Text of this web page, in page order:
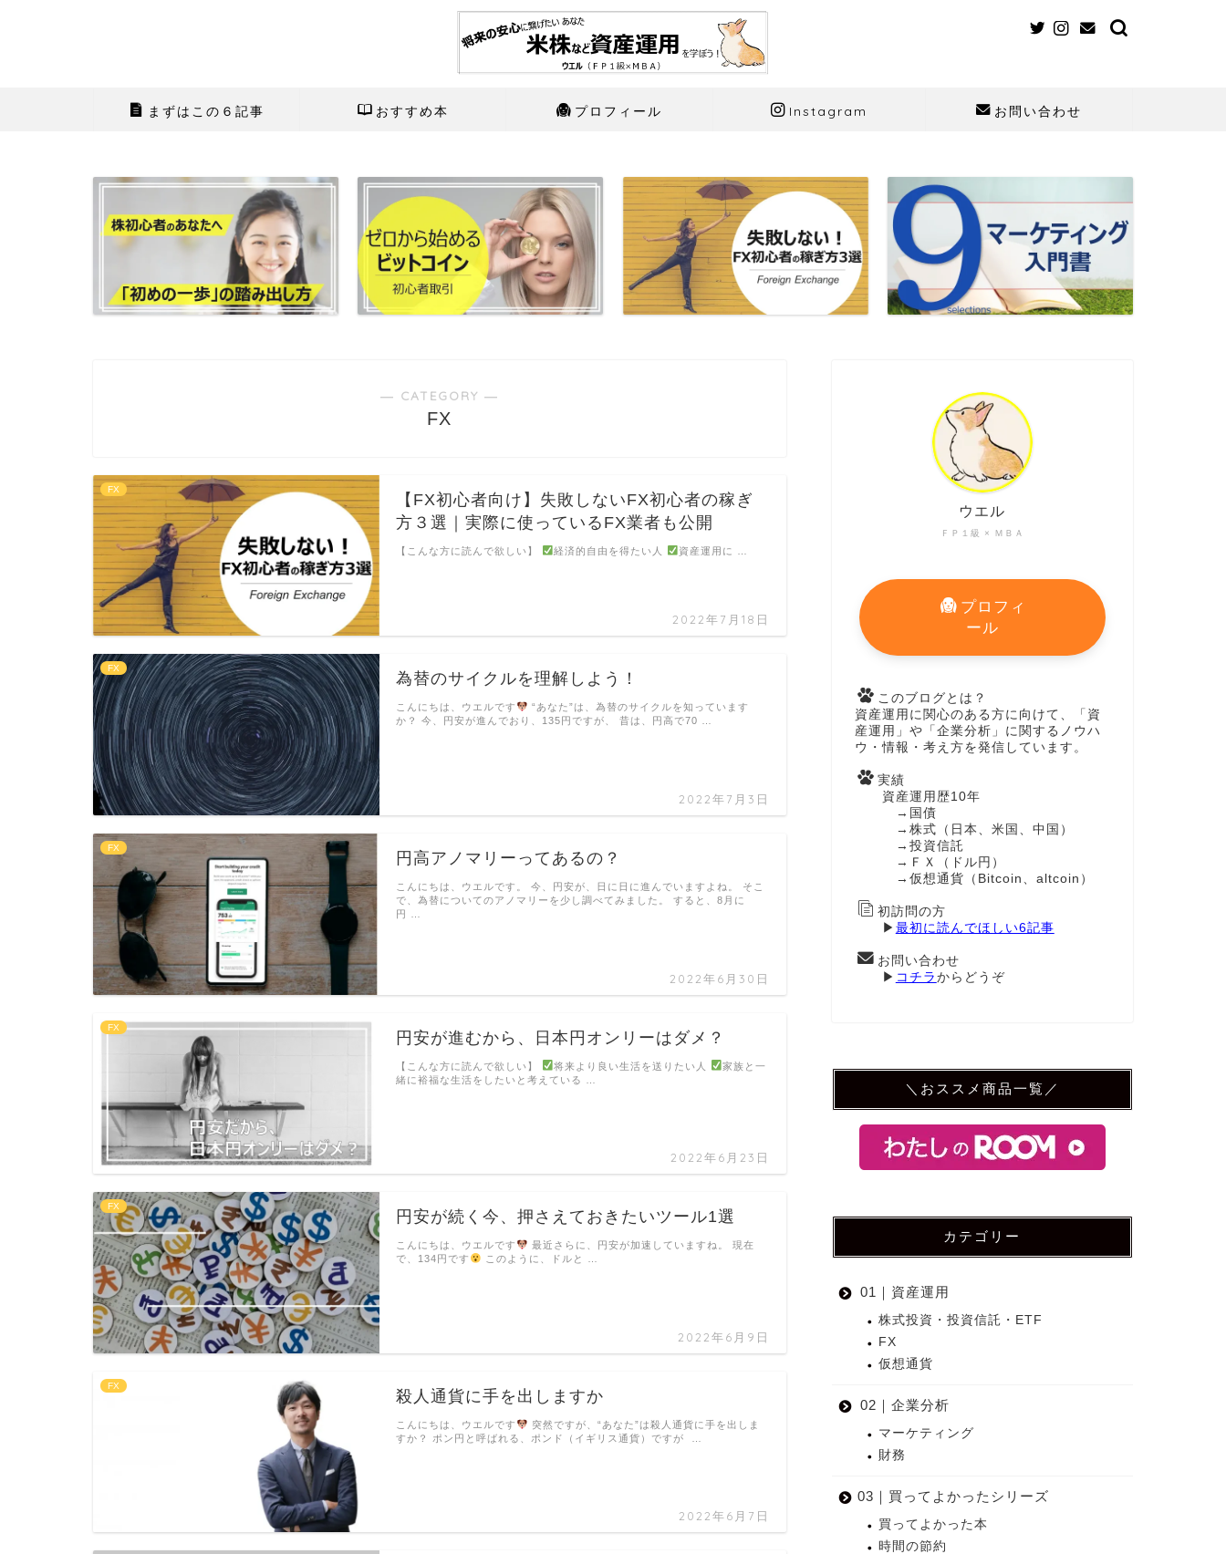
まずはこの６記事 おすすめ本 プロフィール Instagram お問い合わせ
― CATEGORY ―
FX
FX
【FX初心者向け】失敗しないFX初心者の稼ぎ
方３選｜実際に使っているFX業者も公開
2022年7月18日
【こんな方に読んで欲しい】 経済的自由を得たい人 資産運用に …
FX
為替のサイクルを理解しよう！
2022年7月3日
こんにちは、ウエルです
“あなた”は、為替のサイクルを知っています
か？ 今、円安が進んでおり、135円ですが、 昔は、円高で70 …
FX
円高アノマリーってあるの？
2022年6月30日
こんにちは、ウエルです。 今、円安が、日に日に進んでいますよね。 そこ
で、為替についてのアノマリーを少し調べてみました。 すると、8月に
円 …
FX
円安が進むから、日本円オンリーはダメ？
2022年6月23日
【こんな方に読んで欲しい】 将来より良い生活を送りたい人
家族と一
緒に裕福な生活をしたいと考えている …
FX
円安が続く今、押さえておきたいツール1選
2022年6月9日
こんにちは、ウエルです
最近さらに、円安が加速していますね。 現在
で、134円です
このように、ドルと …
FX
殺人通貨に手を出しますか
2022年6月7日
こんにちは、ウエルです
突然ですが、“あなた”は殺人通貨に手を出しま
すか？ ポン円と呼ばれる、ポンド（イギリス通貨）ですが …
ＦＰ１級 × ＭＢＡ
ウエル
プロフィ
ール
このブログとは？
資産運用に関心のある方に向けて、「資
産運用」や「企業分析」に関するノウハ
ウ・情報・考え方を発信しています。
実績
資産運用歴10年
→国債
→株式（日本、米国、中国）
→投資信託
→ＦＸ（ドル円）
→仮想通貨（Bitcoin、altcoin）
初訪問の方
▶ 最初に読んでほしい6記事
お問い合わせ
▶ コチラ からどうぞ
＼おススメ商品一覧／
カテゴリー
01｜資産運用
株式投資・投資信託・ETF
FX
仮想通貨
02｜企業分析
マーケティング
財務
03｜買ってよかったシリーズ
買ってよかった本
時間の節約